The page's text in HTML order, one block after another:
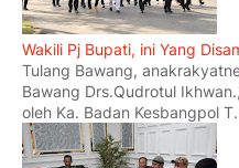
Wakili Pj Bupati, ini Yang
Tulang Bawang,
Bawang Drs.Qudrotul
oleh Ka. Badan Kesbangpol